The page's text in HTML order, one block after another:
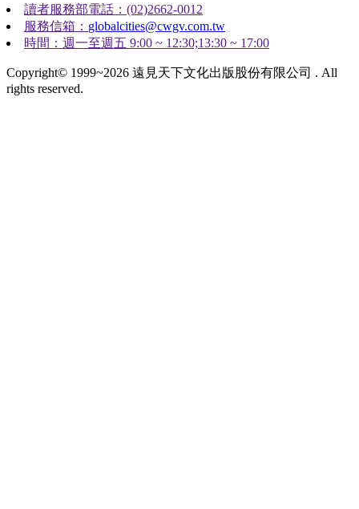
讀者服務部電話：(02)2662-0012
服務信箱： globalcities@cwgv.com.tw
時間：週一至週五 9:00 ~ 12:30;13:30 ~ 17:00
Copyright© 1999~2026 遠見天下文化出版股份有限公司 . All
rights reserved.